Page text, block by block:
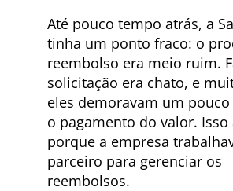
Até pouco tempo atrás, a
tinha um ponto fraco: o
reembolso era meio ruim.
solicitação era chato, e
eles demoravam um
o pagamento do valor. Isso
porque a empresa
parceiro para gerenciar os
reembolsos.